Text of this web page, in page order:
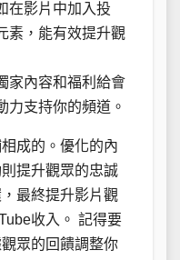
在影片中加入投
素，能有效提升觀
家內容和福利給會
力支持你的頻道。
成的。優化的內
提升觀眾的忠誠
最終提升影片觀
收入。 記得要
眾的回饋調整你